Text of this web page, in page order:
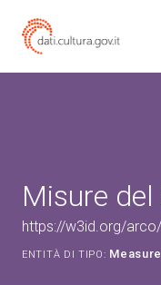
Misure
https://w3id.org/
ENTITÀ DI TIPO: